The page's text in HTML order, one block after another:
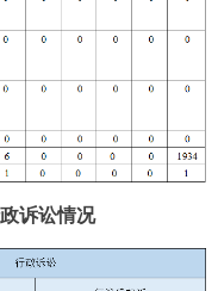
诉讼情况